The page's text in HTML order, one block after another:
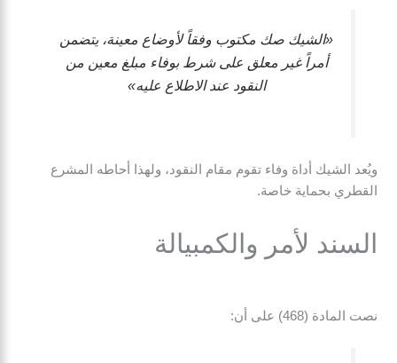
«الشيك صك مكتوب وفقاً لأوضاع معينة، يتضمن
أمراً غير معلق على شرط بوفاء مبلغ معين من
النقود عند الاطلاع عليه»
ويُعد الشيك أداة وفاء تقوم مقام النقود، ولهذا أحاطه المشرع
القطري بحماية خاصة.
السند لأمر والكمبيالة
نصت المادة (468) على أن: